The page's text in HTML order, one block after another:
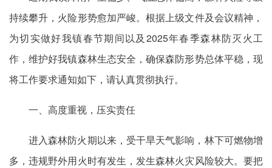
持续攀升，火险形势愈加严峻。根据上级文件及会议精神，
为切实做好我镇春节期间以及2025年春季森林防灭火工
作，维护好我镇森林生态安全，确保森防形势总体平稳，现
将工作要求通知如下，请认真贯彻执行。
一、高度重视，压实责任
进入森林防火期以来，受干旱天气影响，林下可燃物增
多，违规野外用火时有发生，发生森林火灾风险较大。要把